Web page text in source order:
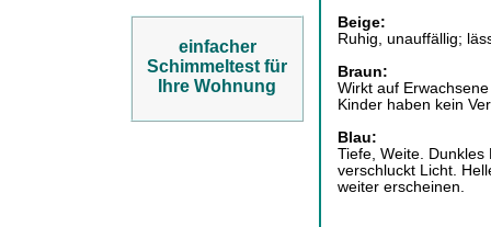
einfacher
Schimmeltest für
Ihre Wohnung
Beige:
Ruhig, unauffällig;
Braun:
Wirkt auf
Kinder haben kein
Blau:
Tiefe, Weite. Dunkles
verschluckt Licht.
weiter erscheinen.